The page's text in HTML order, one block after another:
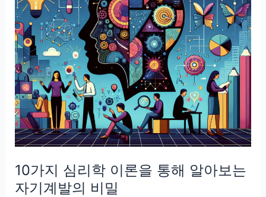
있
는
피
부
완
성
하
기
10가지 심리학 이론을 통해 알아보는
자기계발의 비밀